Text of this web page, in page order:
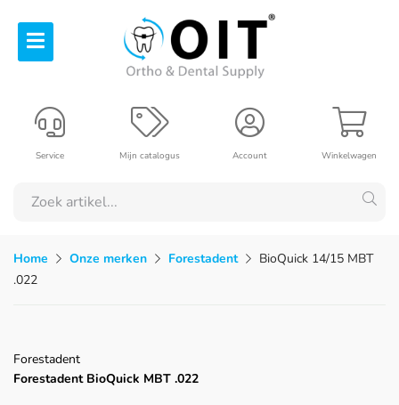
Winkelwagen
Account
Mijn catalogus
Service
Home Onze merken Forestadent
BioQuick 14/15 MBT
.022
Forestadent
Forestadent BioQuick MBT .022